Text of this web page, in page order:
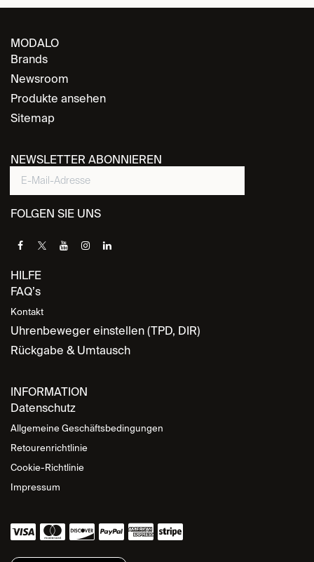
MODALO
Brands
Newsroom
Produkte ansehen
Sitemap
NEWSLETTER ABONNIEREN
FOLGEN SIE UNS
HILFE
FAQ’s
Kontakt
Uhrenbeweger einstellen (TPD, DIR)
Rückgabe & Umtausch
INFORMATION
Datenschutz
Allgemeine Geschäftsbedingungen
Retourenrichtlinie
Cookie-Richtlinie
Impressum